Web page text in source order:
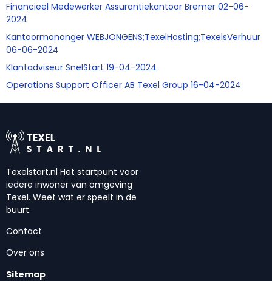
Financieel Medewerker Assurantiekantoor Bremer 02-06-
2024
Kantoormananger WEBJONGENS;TexelHosting;TexelsVerhuur
06-06-2024
Klantadviseur SnelStart 19-04-2024
Operations Support Officer AB Texel Group 16-04-2024
Texelstart.nl Het startpunt voor
iedere inwoner van omgeving
Texel. Weet wat er speelt in de
buurt.
Contact
Over ons
Sitemap